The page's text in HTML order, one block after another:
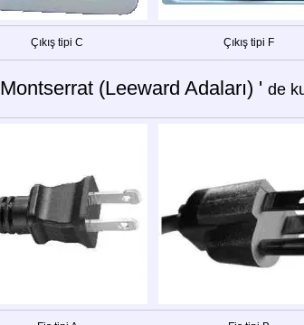
Çıkış tipi C Çıkış tipi F
Montserrat (Leeward Adaları) ' de